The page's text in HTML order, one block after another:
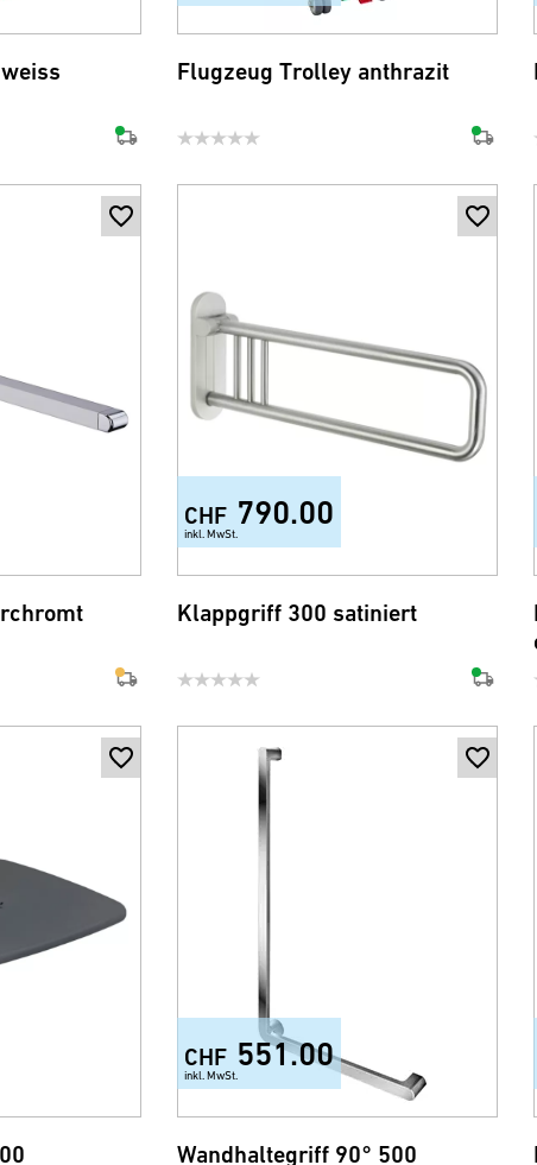
Flugzeug Trolley anthrazit
CHF 790.00
inkl. MwSt.
Klappgriff 300 satiniert
CHF 551.00
inkl. MwSt.
Wandhaltegriff 90° 500